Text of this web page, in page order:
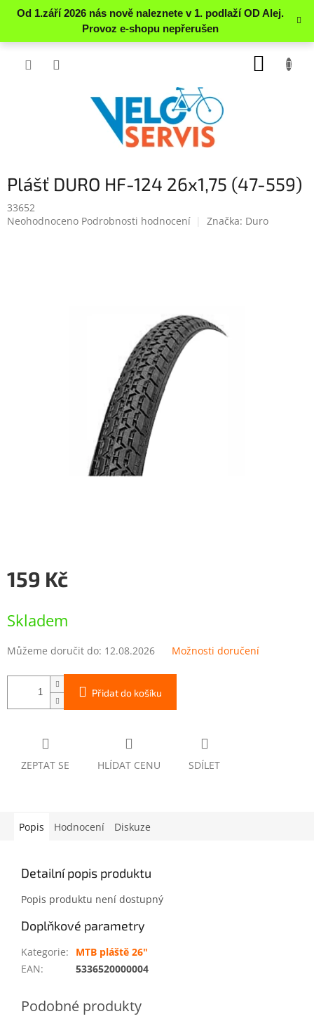
Přejít
Plášť DURO HF-124 26x1,75 (47-559)
33652
Průměrné
Neohodnoceno Podrobnosti hodnocení Značka: Duro
159 Kč
cena:
Skladem
Můžeme doručit do: 12.08.2026 Možnosti doručení
Přidat do košíku
ZEPTAT SE HLÍDAT CENU SDÍLET
Popis Hodnocení Diskuze
Detailní popis produktu
Popis produktu není dostupný
Doplňkové parametry
Kategorie:
MTB pláště 26"
EAN: 5336520000004